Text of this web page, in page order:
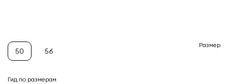
Гид по размерам
Размер
50 56